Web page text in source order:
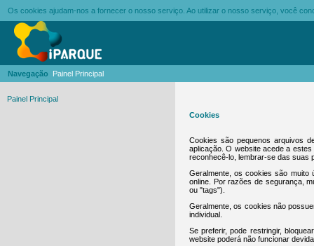
Os cookies ajudam-nos a fornecer o nosso serviço. Ao utilizar o nosso serviço, você
Navegação Painel Principal
Painel Principal
Cookies
Cookies são pequenos arquivos
aplicação. O website acede a
reconhecê-lo, lembrar-se das suas
Geralmente, os cookies são muito
online. Por razões de segurança,
ou "tags").
Geralmente, os cookies não
individual.
Se preferir, pode restringir,
website poderá não funcionar